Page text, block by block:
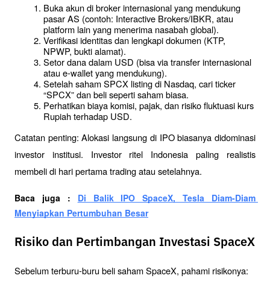
Buka akun di broker internasional yang mendukung
pasar AS (contoh: Interactive Brokers/IBKR, atau
platform lain yang menerima nasabah global).
Verifikasi identitas dan lengkapi dokumen (KTP,
NPWP, bukti alamat).
Setor dana dalam USD (bisa via transfer internasional
atau e-wallet yang mendukung).
Setelah saham SPCX listing di Nasdaq, cari ticker
“SPCX” dan beli seperti saham biasa.
Perhatikan biaya komisi, pajak, dan risiko fluktuasi kurs
Rupiah terhadap USD.
Catatan penting: Alokasi langsung di IPO biasanya didominasi
investor institusi. Investor ritel Indonesia paling realistis
membeli di hari pertama trading atau setelahnya.
Baca juga : Di Balik IPO SpaceX, Tesla Diam-Diam
Menyiapkan Pertumbuhan Besar
Risiko dan Pertimbangan Investasi SpaceX
Sebelum terburu-buru beli saham SpaceX, pahami risikonya: